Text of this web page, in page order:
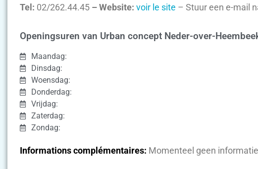
Tel: 02/262.44.45 – Website: voir le site – Stuur een e-mail
Openingsuren van Urban concept Neder-over-
Maandag:
Dinsdag:
Woensdag:
Donderdag:
Vrijdag:
Zaterdag:
Zondag:
Informations complémentaires: Momenteel geen